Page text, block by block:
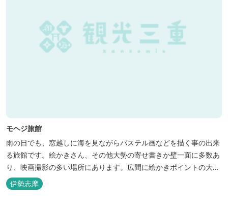
モヘジ旅館
雨の日でも、窓越しに海を見ながらパステル画などを描く事の出来
る旅館です。絵かきさん、その他大勢の寄せ書きか壁一面に多数あ
り、映画撮影の多い場所にあります。広間に絵かきポイントの大地
図がありますので合宿の際などの打ち合わせも行えます。
伊勢志摩